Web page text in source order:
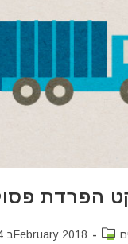
הפרדת
4 בFebruary 2018